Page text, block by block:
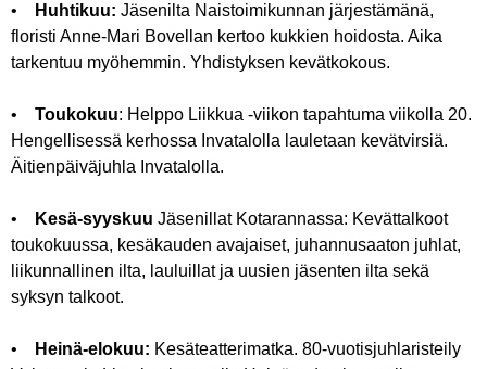
• Huhtikuu: Jäsenilta Naistoimikunnan järjestämänä,
floristi Anne-Mari Bovellan kertoo kukkien hoidosta. Aika
tarkentuu myöhemmin. Yhdistyksen kevätkokous.
• Toukokuu: Helppo Liikkua -viikon tapahtuma viikolla 20.
Hengellisessä kerhossa Invatalolla lauletaan kevätvirsiä.
Äitienpäiväjuhla Invatalolla.
• Kesä-syyskuu Jäsenillat Kotarannassa: Kevättalkoot
toukokuussa, kesäkauden avajaiset, juhannusaaton juhlat,
liikunnallinen ilta, lauluillat ja uusien jäsenten ilta sekä
syksyn talkoot.
• Heinä-elokuu: Kesäteatterimatka. 80-vuotisjuhlaristeily